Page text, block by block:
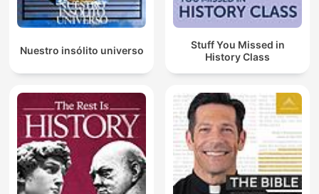
Nuestro insólito universo
Stuff You Missed in
History Class